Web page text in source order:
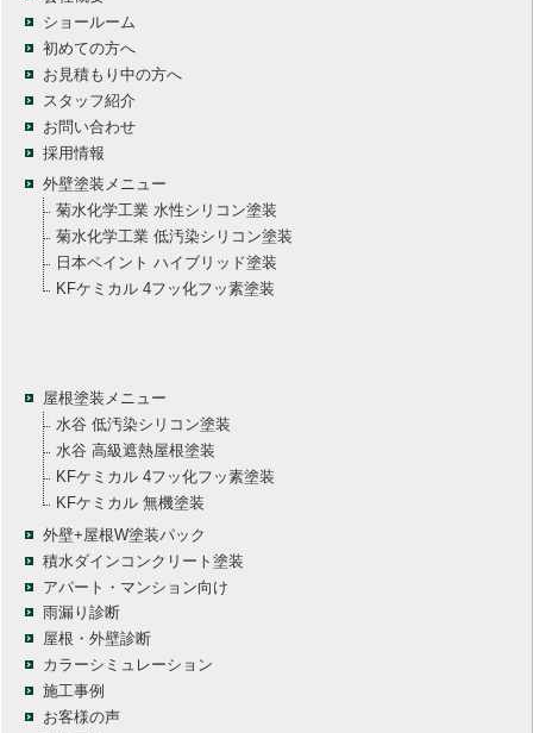
ショールーム
初めての方へ
お見積もり中の方へ
スタッフ紹介
お問い合わせ
採用情報
外壁塗装メニュー
菊水化学工業 水性シリコン塗装
菊水化学工業 低汚染シリコン塗装
日本ペイント ハイブリッド塗装
KFケミカル 4フッ化フッ素塗装
屋根塗装メニュー
水谷 低汚染シリコン塗装
水谷 高級遮熱屋根塗装
KFケミカル 4フッ化フッ素塗装
KFケミカル 無機塗装
外壁+屋根W塗装パック
積水ダインコンクリート塗装
アパート・マンション向け
雨漏り診断
屋根・外壁診断
カラーシミュレーション
施工事例
お客様の声